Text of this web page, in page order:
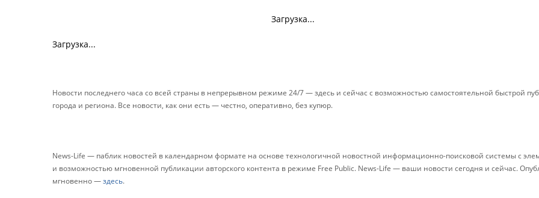
Загрузка...
Загрузка...
Новости последнего часа со всей страны в непрерывном режиме 24/7 — здесь и сейчас с возможностью самостоятельной быстрой
города и региона. Все новости, как они есть — честно, оперативно, без купюр.
News-Life — паблик новостей в календарном формате на основе технологичной новостной информационно-поисковой системы с
и возможностью мгновенной публикации авторского контента в режиме Free Public. News-Life — ваши новости сегодня и сейчас.
мгновенно —здесь.